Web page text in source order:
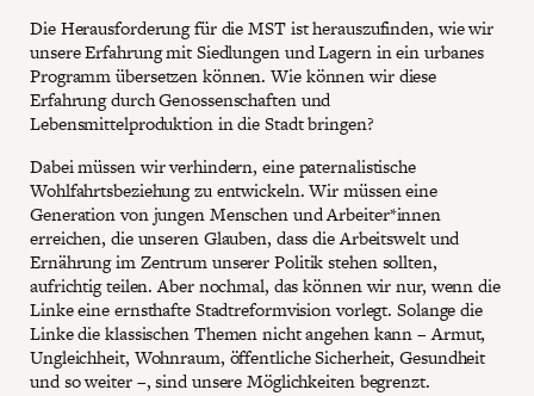
Die Herausforderung für die MST ist herauszufinden, wie wir
unsere Erfahrung mit Siedlungen und Lagern in ein urbanes
Programm übersetzen können. Wie können wir diese
Erfahrung durch Genossenschaften und
Lebensmittelproduktion in die Stadt bringen?
Dabei müssen wir verhindern, eine paternalistische
Wohlfahrtsbeziehung zu entwickeln. Wir müssen eine
Generation von jungen Menschen und Arbeiter*innen
erreichen, die unseren Glauben, dass die Arbeitswelt und
Ernährung im Zentrum unserer Politik stehen sollten,
aufrichtig teilen. Aber nochmal, das können wir nur, wenn die
Linke eine ernsthafte Stadtreformvision vorlegt. Solange die
Linke die klassischen Themen nicht angehen kann – Armut,
Ungleichheit, Wohnraum, öffentliche Sicherheit, Gesundheit
und so weiter –, sind unsere Möglichkeiten begrenzt.